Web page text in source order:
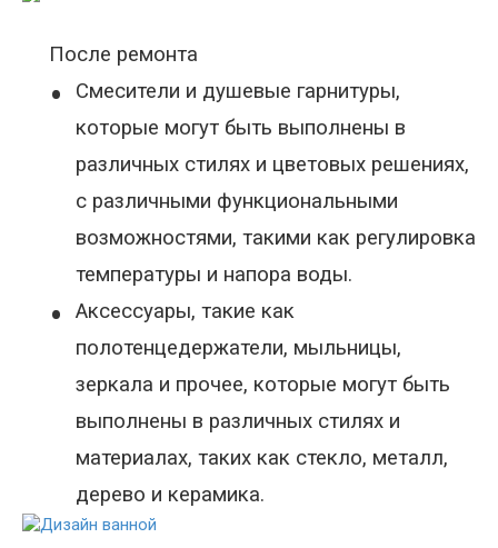
После ремонта
•
Смесители и душевые гарнитуры,
которые могут быть выполнены в
различных стилях и цветовых решениях,
с различными функциональными
возможностями, такими как регулировка
температуры и напора воды.
•
Аксессуары, такие как
полотенцедержатели, мыльницы,
зеркала и прочее, которые могут быть
выполнены в различных стилях и
материалах, таких как стекло, металл,
дерево и керамика.